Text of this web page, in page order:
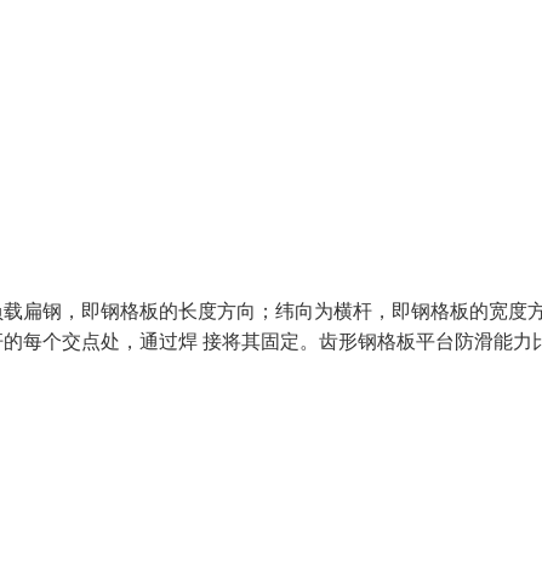
扁钢，即钢格板的长度方向；纬向为横杆，即钢格板的宽度
每个交点处，通过焊 接将其固定。齿形钢格板平台防滑能力